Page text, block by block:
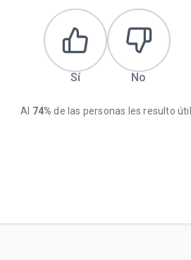
Sí No
Al 74% de las personas les resulto útil.